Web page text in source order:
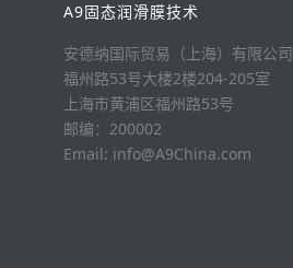
A9固态润滑膜技术
安德纳国际贸易（上海）有限公司
福州路53号大楼2楼204-205室
上海市黄浦区福州路53号
邮编：200002
Email: info@A9China.com